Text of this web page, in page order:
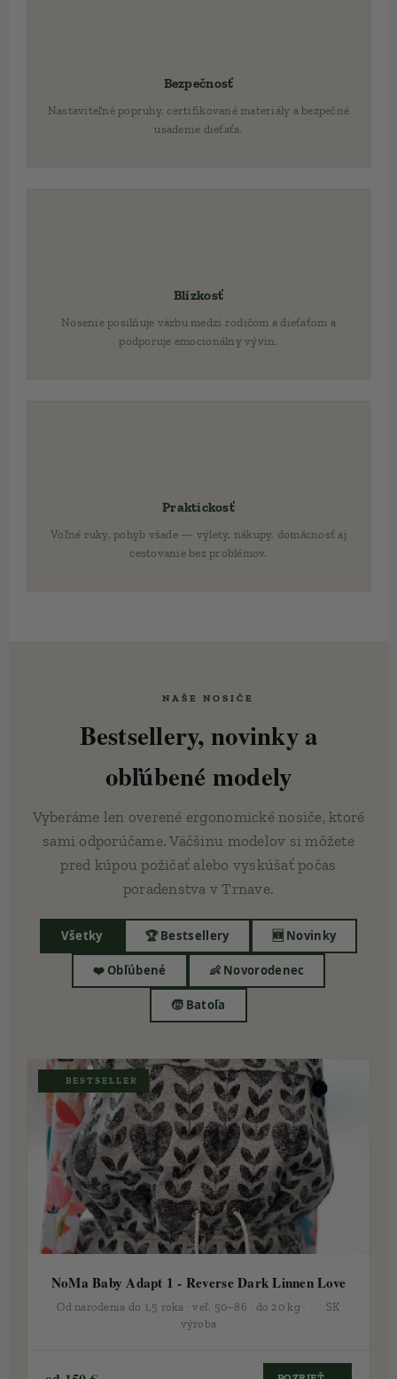
Bezpečnosť
Nastaviteľné popruhy, certifikované materiály a bezpečné
usadenie dieťaťa.
Blízkosť
Nosenie posilňuje väzbu medzi rodičom a dieťaťom a
podporuje emocionálny vývin.
Praktickosť
Voľné ruky, pohyb všade — výlety, nákupy, domácnosť aj
cestovanie bez problémov.
🛍️ NAŠE NOSIČE
Bestsellery, novinky a
obľúbené modely
Vyberáme len overené ergonomické nosiče, ktoré
sami odporúčame. Väčšinu modelov si môžete
pred kúpou požičať alebo vyskúšať počas
poradenstva v Trnave.
Všetky 🏆 Bestsellery 🆕 Novinky
❤️ Obľúbené 👶 Novorodenec
🧒 Batoľa
🏆 BESTSELLER
NoMa Baby Adapt 1 - Reverse Dark Linnen Love
Od narodenia do 1,5 roka · veľ. 50–86 · do 20 kg · 🇸🇰 SK
výroba